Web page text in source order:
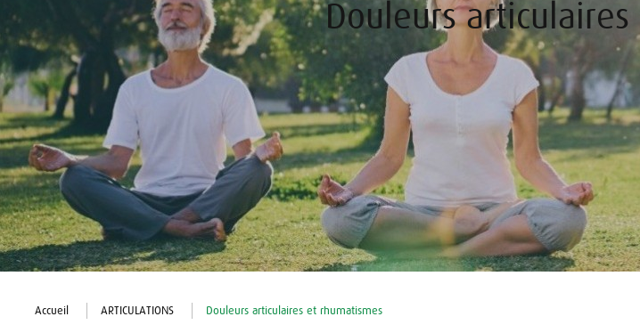
Douleurs
Accueil ARTICULATIONS Douleurs articulaires et rhumatismes